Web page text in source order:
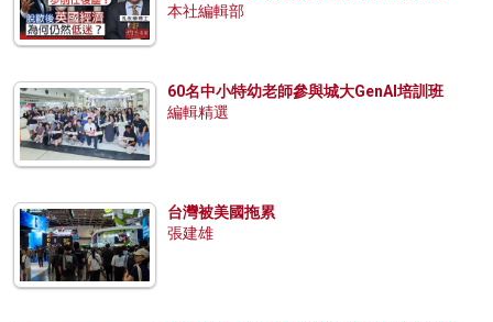
本社編輯部
60名中小特幼老師參與城大GenAI培訓班
編輯精選
台灣被美國拖累
張建雄